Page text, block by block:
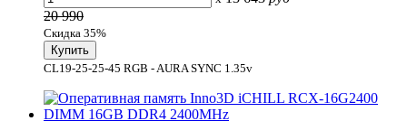
20 990
Скидка 35%
CL19-25-25-45 RGB - AURA SYNC 1.35v